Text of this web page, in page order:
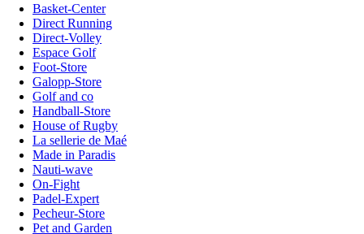
Basket-Center
Direct Running
Direct-Volley
Espace Golf
Foot-Store
Galopp-Store
Golf and co
Handball-Store
House of Rugby
La sellerie de Maé
Made in Paradis
Nauti-wave
On-Fight
Padel-Expert
Pecheur-Store
Pet and Garden